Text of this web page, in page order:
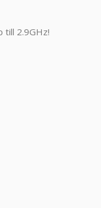
till 2.9GHz!